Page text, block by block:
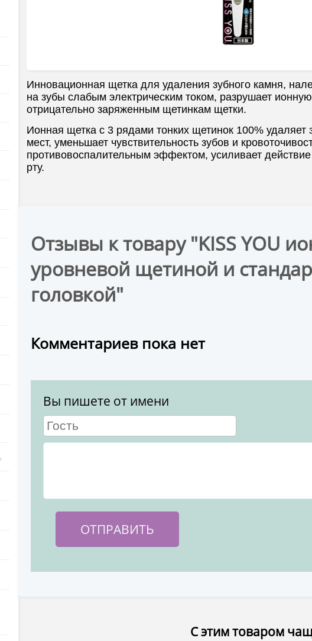
Инновационная щетка для удаления зубного камня,
на зубы слабым электрическим током, разрушает ионную
отрицательно заряженным щетинкам щетки.
Ионная щетка с 3 рядами тонких щетинок 100% удаляет
мест, уменьшает чувствительность зубов и
противовоспалительным эффектом, усиливает
рту.
Отзывы к товару "KISS YOU
уровневой щетиной и
головкой"
Комментариев пока нет
Вы пишете от имени
С этим товаром